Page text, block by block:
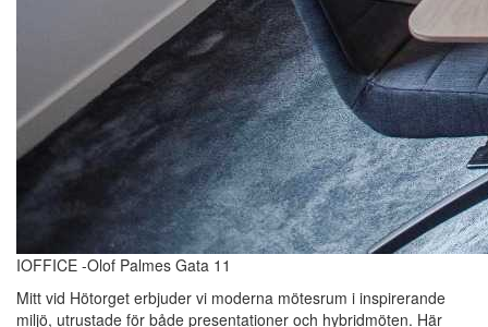
IOFFICE -Olof Palmes Gata 11
Mitt vid Hötorget erbjuder vi moderna mötesrum i inspirerande
miljö, utrustade för både presentationer och hybridmöten. Här